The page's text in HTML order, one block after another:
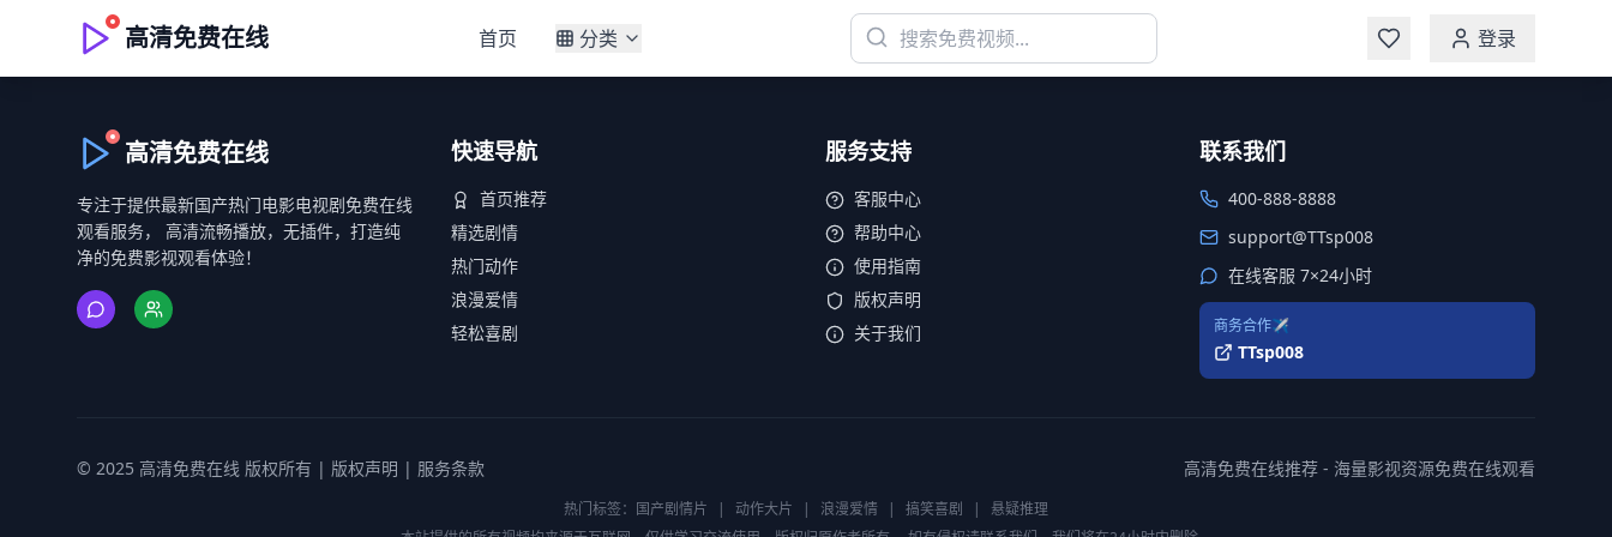
高清免费在线 首页 分类 登录
高清免费在线
专注于提供最新国产热门电影电视剧免费在线
观看服务， 高清流畅播放，无插件，打造纯
净的免费影视观看体验！
快速导航
首页推荐
精选剧情
热门动作
浪漫爱情
轻松喜剧
服务支持
客服中心
帮助中心
使用指南
版权声明
关于我们
联系我们
400-888-8888
support@TTsp008
在线客服 7×24小时
商务合作✈️
TTsp008
© 2025 高清免费在线 版权所有 | 版权声明 | 服务条款 高清免费在线推荐 - 海量影视资源免费在线观看
热门标签： 国产剧情片 | 动作大片 | 浪漫爱情 | 搞笑喜剧 |
悬疑推理